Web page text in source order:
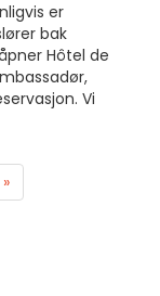
er
bak
Hôtel de
Vi
»